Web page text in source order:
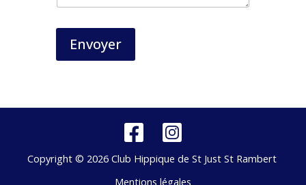
Envoyer
Copyright © 2026 Club Hippique de St Just St Rambert
Mentions légales